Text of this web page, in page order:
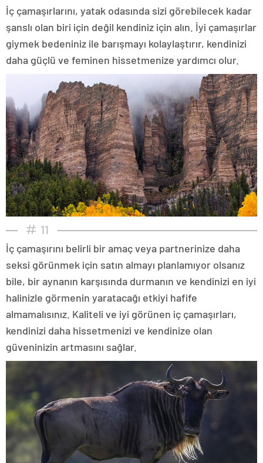
İç çamaşırlarını, yatak odasında sizi görebilecek kadar
şanslı olan biri için değil kendiniz için alın. İyi çamaşırlar
giymek bedeniniz ile barışmayı kolaylaştırır, kendinizi
daha güçlü ve feminen hissetmenize yardımcı olur.
11
İç çamaşırını belirli bir amaç veya partnerinize daha
seksi görünmek için satın almayı planlamıyor olsanız
bile, bir aynanın karşısında durmanın ve kendinizi en iyi
halinizle görmenin yaratacağı etkiyi hafife
almamalısınız. Kaliteli ve iyi görünen iç çamaşırları,
kendinizi daha hissetmenizi ve kendinize olan
güveninizin artmasını sağlar.